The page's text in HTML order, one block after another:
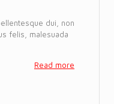
dui, non
felis, malesuada
Read more